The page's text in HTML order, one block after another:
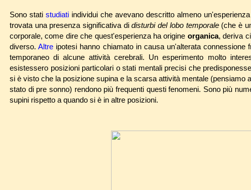
Sono statistudiati individui che avevano descritto almeno
trovata una presenza significativa didisturbi del lobo temporale(che è
corporale, come dire che quest'esperienza ha origine organica, deriva
diverso.Altre ipotesi hanno chiamato in causa un'alterata connessione
temporaneo di alcune attività cerebrali. Un esperimento molto
esistessero posizioni particolari o stati mentali precisi che
si è visto che la posizione supina e la scarsa attività mentale (pensiamo
stato di pre sonno) rendono più frequenti questi fenomeni. Sono più
supini rispetto a quando si è in altre posizioni.